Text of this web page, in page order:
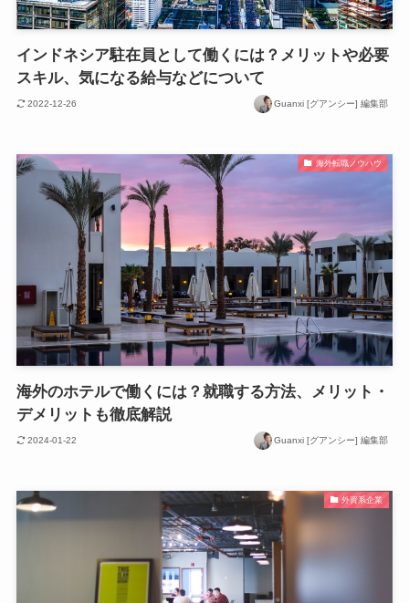
インドネシア駐在員として働くには？メリットや必要
スキル、気になる給与などについて
2022-12-26 Guanxi [グアンシー] 編集部
海外転職ノウハウ
海外のホテルで働くには？就職する方法、メリット・
デメリットも徹底解説
2024-01-22 Guanxi [グアンシー] 編集部
外資系企業